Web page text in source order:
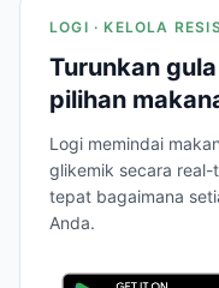
LOGI · KELOLA
Turunkan
pilihan
Logi memindai
glikemik secara
tepat bagaimana
Anda.